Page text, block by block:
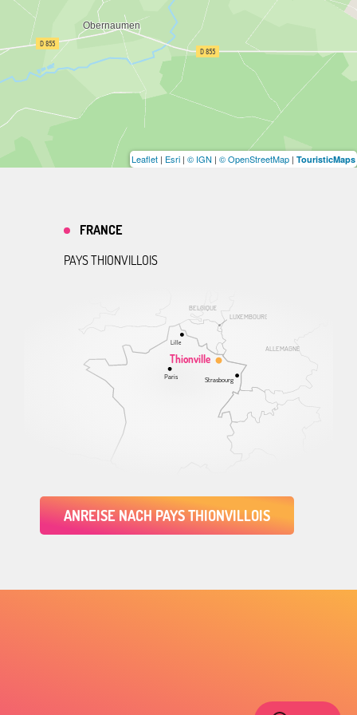
Leaflet | Esri | © IGN | © OpenStreetMap | TouristicMaps
ALLEMAGNE
BELGIQUE
LUXEMBOURG
Thionville
Lille
Paris Strasbourg
FRANCE
PAYS THIONVILLOIS
ANREISE NACH PAYS THIONVILLOIS